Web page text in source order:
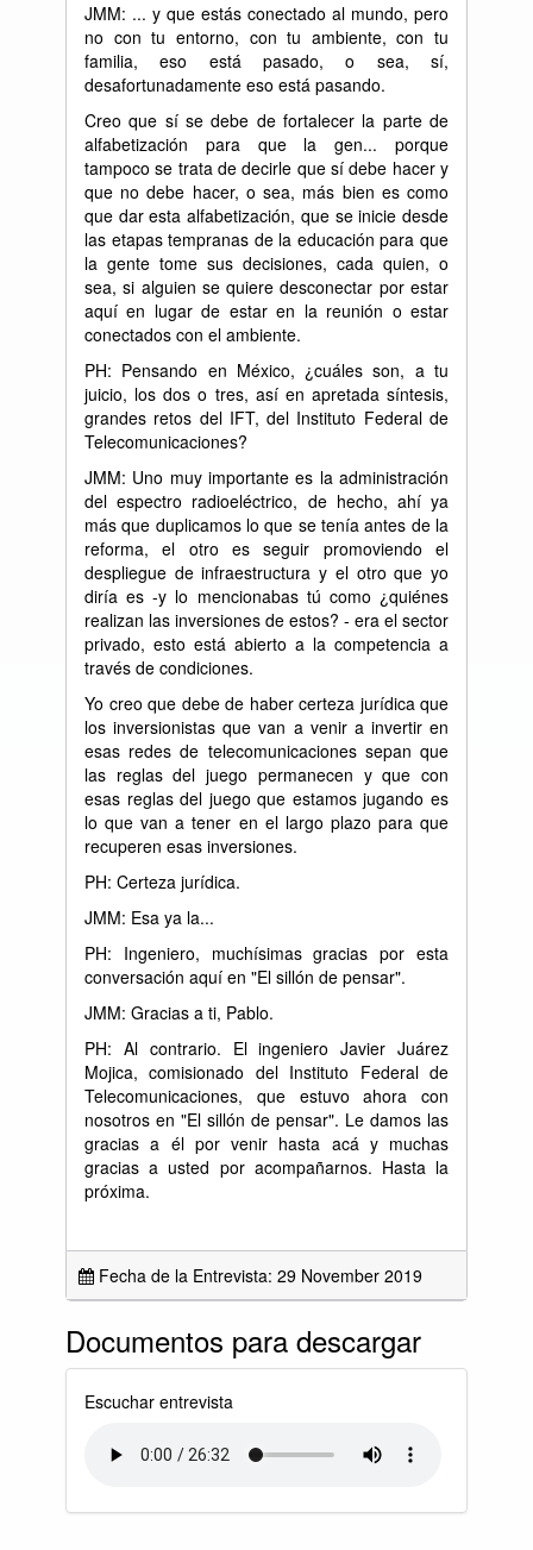
JMM: ... y que estás conectado al mundo, pero
no con tu entorno, con tu ambiente, con tu
familia, eso está pasado, o sea, sí,
desafortunadamente eso está pasando.
Creo que sí se debe de fortalecer la parte de
alfabetización para que la gen... porque
tampoco se trata de decirle que sí debe hacer y
que no debe hacer, o sea, más bien es como
que dar esta alfabetización, que se inicie desde
las etapas tempranas de la educación para que
la gente tome sus decisiones, cada quien, o
sea, si alguien se quiere desconectar por estar
aquí en lugar de estar en la reunión o estar
conectados con el ambiente.
PH: Pensando en México, ¿cuáles son, a tu
juicio, los dos o tres, así en apretada síntesis,
grandes retos del IFT, del Instituto Federal de
Telecomunicaciones?
JMM: Uno muy importante es la administración
del espectro radioeléctrico, de hecho, ahí ya
más que duplicamos lo que se tenía antes de la
reforma, el otro es seguir promoviendo el
despliegue de infraestructura y el otro que yo
diría es -y lo mencionabas tú como ¿quiénes
realizan las inversiones de estos? - era el sector
privado, esto está abierto a la competencia a
través de condiciones.
Yo creo que debe de haber certeza jurídica que
los inversionistas que van a venir a invertir en
esas redes de telecomunicaciones sepan que
las reglas del juego permanecen y que con
esas reglas del juego que estamos jugando es
lo que van a tener en el largo plazo para que
recuperen esas inversiones.
PH: Certeza jurídica.
JMM: Esa ya la...
PH: Ingeniero, muchísimas gracias por esta
conversación aquí en "El sillón de pensar".
JMM: Gracias a ti, Pablo.
PH: Al contrario. El ingeniero Javier Juárez
Mojica, comisionado del Instituto Federal de
Telecomunicaciones, que estuvo ahora con
nosotros en "El sillón de pensar". Le damos las
gracias a él por venir hasta acá y muchas
gracias a usted por acompañarnos. Hasta la
próxima.
Fecha de la Entrevista: 29 November 2019
Documentos para descargar
Escuchar entrevista